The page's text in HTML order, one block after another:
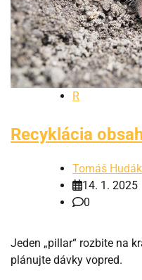
R
Recyklácia
Tomáš Hudák
14. 1. 2025
0
Jeden „pillar“ rozbite na
plánujte dávky vopred.